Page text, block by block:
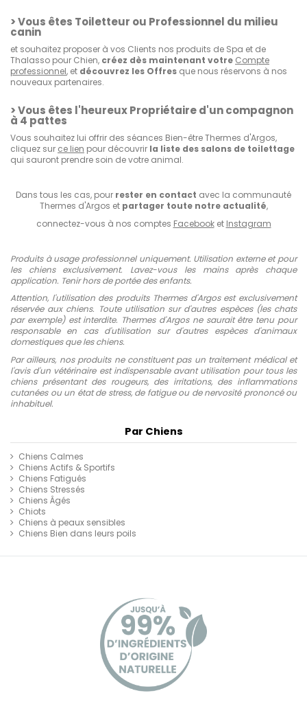
> Vous êtes Toiletteur ou Professionnel du milieu
canin
et souhaitez proposer à vos Clients nos produits de Spa et de
Thalasso pour Chien, créez dès maintenant votre Compte
professionnel, et découvrez les Offres que nous réservons à nos
nouveaux partenaires.
> Vous êtes l'heureux Propriétaire d'un compagnon
à 4 pattes
Vous souhaitez lui offrir des séances Bien-être Thermes d'Argos,
cliquez sur ce lien pour découvrir la liste des salons de toilettage
qui sauront prendre soin de votre animal.
Dans tous les cas, pour rester en contact avec la communauté
Thermes d'Argos et partager toute notre actualité,
connectez-vous à nos comptes Facebooket Instagram
Produits à usage professionnel uniquement. Utilisation externe et pour
les chiens exclusivement. Lavez-vous les mains après chaque
application. Tenir hors de portée des enfants.
Attention, l'utilisation des produits Thermes d'Argos est exclusivement
réservée aux chiens. Toute utilisation sur d'autres espèces (les chats
par exemple) est interdite. Thermes d'Argos ne saurait être tenu pour
responsable en cas d'utilisation sur d'autres espèces d'animaux
domestiques que les chiens.
Par ailleurs, nos produits ne constituent pas un traitement médical et
l'avis d'un vétérinaire est indispensable avant utilisation pour tous les
chiens présentant des rougeurs, des irritations, des inflammations
cutanées ou un état de stress, de fatigue ou de nervosité prononcé ou
inhabituel.
Par Chiens
Chiens Calmes
Chiens Actifs & Sportifs
Chiens Fatigués
Chiens Stressés
Chiens Âgés
Chiots
Chiens à peaux sensibles
Chiens Bien dans leurs poils